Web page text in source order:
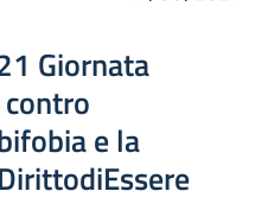
Giornata
e la